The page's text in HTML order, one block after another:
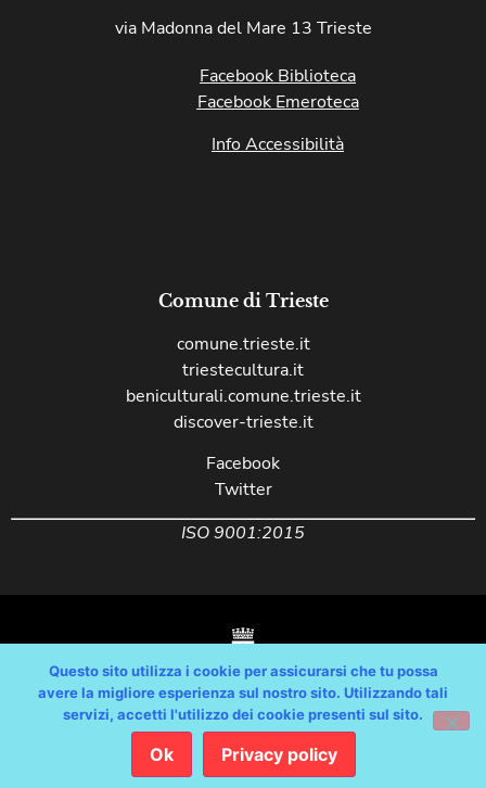
via Madonna del Mare 13 Trieste
Facebook Biblioteca
Facebook Emeroteca
Info Accessibilità
Comune di Trieste
comune.trieste.it
triestecultura.it
beniculturali.comune.trieste.it
discover-trieste.it
Facebook
Twitter
ISO 9001:2015
Copyright © Comune di Trieste – partita Iva 00210240321 – tutti i diritti
Feedback/ Dichiarazione Accessibilità AGID
Questo sito utilizza i cookie per assicurarsi che tu possa
avere la migliore esperienza sul nostro sito. Utilizzando tali
servizi, accetti l'utilizzo dei cookie presenti sul sito.
Ok Privacy policy